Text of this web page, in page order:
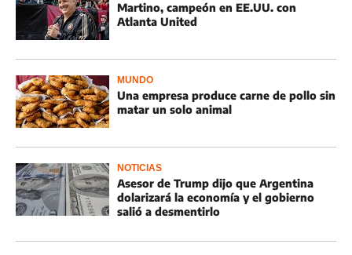
Martino, campeón en EE.UU. con
Atlanta United
MUNDO
Una empresa produce carne de pollo sin
matar un solo animal
NOTICIAS
Asesor de Trump dijo que Argentina
dolarizará la economía y el gobierno
salió a desmentirlo